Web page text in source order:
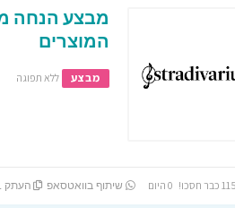
המוצרים
מבצע ללא תפוגה
שיתוף בוואטסאפ העתק URL